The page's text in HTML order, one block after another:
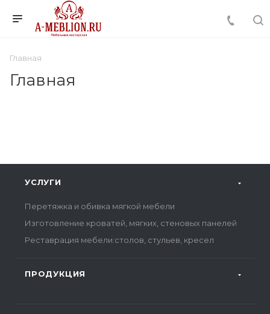
Главная
Главная
УСЛУГИ
Перетяжка и обивка мягкой мебели
Изготовление кроватей, мягких, стеновых панелей
Реставрация мебели:столов, стульев, кресел
ПРОДУКЦИЯ